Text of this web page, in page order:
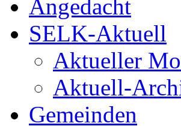
Angedacht
SELK-Aktuell
Aktueller
Aktuell-
Gemeinden